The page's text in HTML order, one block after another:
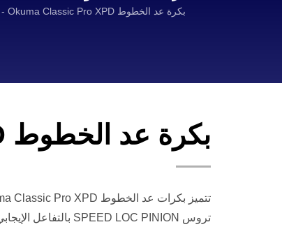
بكرة عد الخطوط CLASSIC PRO XPD
تروس SPEED LOC PINION بالتفاعل الإيجابي عند السرعات العالية جداً.